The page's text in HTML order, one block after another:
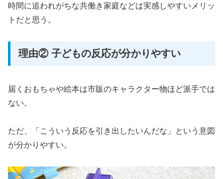
時間に追われがちな共働き家庭などは実感しやすいメリッ
トだと思う。
理由② 子どもの反応が分かりやすい
届くおもちゃや絵本は市販のキャラクター物ほど派手では
ない。
ただ、「こういう反応を引き出したいんだな」という意図
が分かりやすい。